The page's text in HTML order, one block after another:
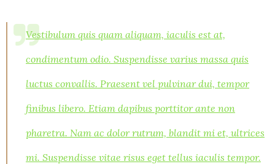
Vestibulum quis quam aliquam, iaculis est at,
condimentum odio. Suspendisse varius massa quis
luctus convallis. Praesent vel pulvinar dui, tempor
finibus libero. Etiam dapibus porttitor ante non
pharetra. Nam ac dolor rutrum, blandit mi et, ultrices
mi. Suspendisse vitae risus eget tellus iaculis tempor.